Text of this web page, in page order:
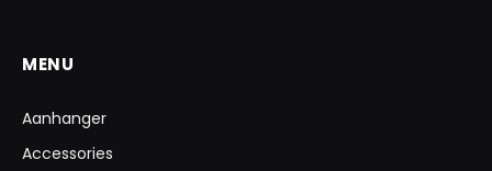
MENU
Aanhanger
Accessories